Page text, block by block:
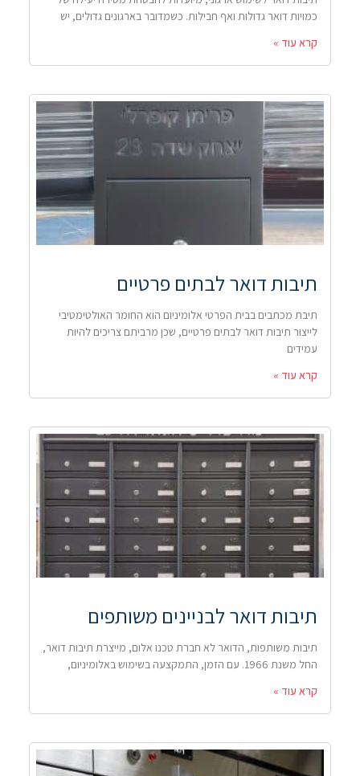
כמויות דואר גדולות ואף חבילות. כשמדובר בארגונים גדולים, יש
קרא עוד »
תיבות דואר לבתים פרטיים
תיבת מכתבים בבית הפרטי אלומיניום הוא החומר האולטימטיבי
לייצור תיבות דואר לבתים פרטיים, שכן מרביתם צריכים להיות
עמידים
קרא עוד »
תיבות דואר לבניינים משותפים
תיבות משותפות, הדואר לא חברת טכנו אלום, מייצרת תיבות דואר,
החל משנת 1966. עם הזמן, התמקצעה בשימוש באלומיניום,
קרא עוד »